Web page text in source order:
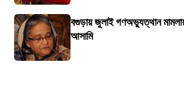
বগুড়ায় জুলাই গণঅভ্যুত্থান মামলায়
আসামি